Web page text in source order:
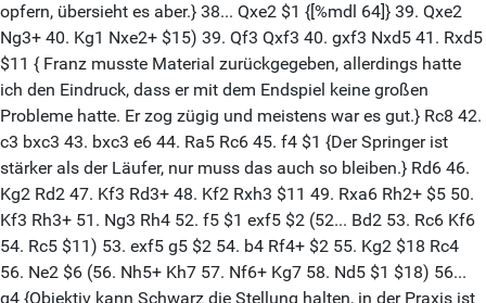
opfern, übersieht es aber.} 38... Qxe2 $1 {[%mdl 64]} 39. Qxe2
Ng3+ 40. Kg1 Nxe2+ $15) 39. Qf3 Qxf3 40. gxf3 Nxd5 41. Rxd5
$11 { Franz musste Material zurückgegeben, allerdings hatte
ich den Eindruck, dass er mit dem Endspiel keine großen
Probleme hatte. Er zog zügig und meistens war es gut.} Rc8 42.
c3 bxc3 43. bxc3 e6 44. Ra5 Rc6 45. f4 $1 {Der Springer ist
stärker als der Läufer, nur muss das auch so bleiben.} Rd6 46.
Kg2 Rd2 47. Kf3 Rd3+ 48. Kf2 Rxh3 $11 49. Rxa6 Rh2+ $5 50.
Kf3 Rh3+ 51. Ng3 Rh4 52. f5 $1 exf5 $2 (52... Bd2 53. Rc6 Kf6
54. Rc5 $11) 53. exf5 g5 $2 54. b4 Rf4+ $2 55. Kg2 $18 Rc4
56. Ne2 $6 (56. Nh5+ Kh7 57. Nf6+ Kg7 58. Nd5 $1 $18) 56...
g4 {Objektiv kann Schwarz die Stellung halten, in der Praxis ist